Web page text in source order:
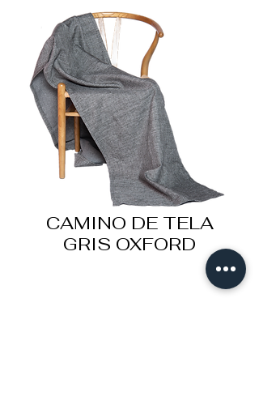
CAMINO DE TELA
GRIS OXFORD